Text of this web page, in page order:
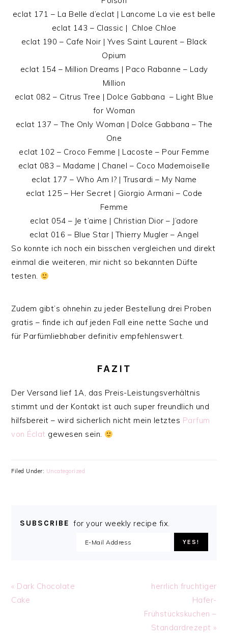
eclat 171 – La Belle d’eclat | Lancome La vie est belle
eclat 143 – Classic | Chloe Chloe
eclat 190 – Cafe Noir | Yves Saint Laurent – Black
Opium
eclat 154 – Million Dreams | Paco Rabanne – Lady
Million
eclat 082 – Citrus Tree | Dolce Gabbana – Light Blue
for Woman
eclat 137 – The Only Woman | Dolce Gabbana – The
One
eclat 102 – Croco Femme | Lacoste – Pour Femme
eclat 083 – Madame | Chanel – Coco Mademoiselle
eclat 177 – Who Am I? | Trusardi – My Name
eclat 125 – Her Secret | Giorgio Armani – Code
Femme
eclat 054 – Je t’aime | Christian Dior – J’adore
eclat 016 – Blue Star | Thierry Mugler – Angel
So konnte ich noch ein bisschen vergleichen und direkt
einmal die weiteren, mir nicht so bekannten Düfte
testen.
Zudem gibt’s ohnehin zu jeder Bestellung drei Proben
gratis – finde ich auf jeden Fall eine nette Sache und
für Parfümliebhaber definitiv empfehlenswert.
FAZIT
Der Versand lief 1A, das Preis-Leistungsverhältnis
stimmt und der Kontakt ist auch super freundlich und
hilfsbereit – wird sicherlich nicht mein letztes Parfum
von Éclat gewesen sein.
Filed Under: Uncategorized
SUBSCRIBE for your weekly recipe fix.
Previous
Post:
« Dark Chocolate
Cake
Next
herrlich fruchtiger
Hafer-
Frühstückskuchen –
Standardrezept »